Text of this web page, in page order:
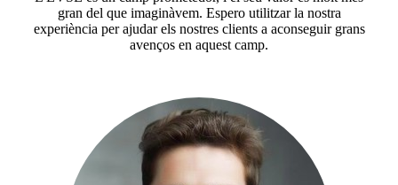
gran del que imaginàvem. Espero utilitzar la nostra
experiència per ajudar els nostres clients a aconseguir grans
avenços en aquest camp.